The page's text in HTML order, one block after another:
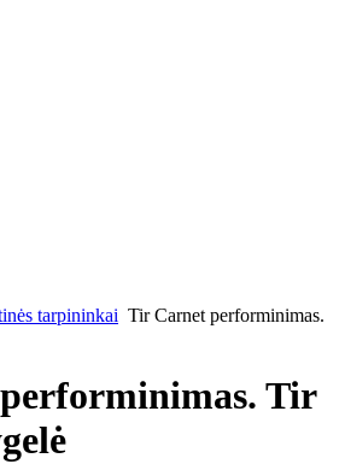
tarpininkai Tir Carnet performinimas.
Tir